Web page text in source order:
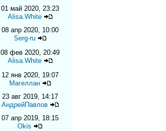
01 май 2020, 23:23
Alisa.White
08 апр 2020, 10:00
Serg-ru
08 фев 2020, 20:49
Alisa.White
12 янв 2020, 19:07
Магеллан
23 авг 2019, 14:17
АндрейПавлов
07 апр 2019, 18:15
Okis